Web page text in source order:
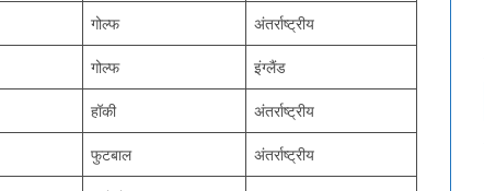
गोल्फ अंतर्राष्ट्रीय
गोल्फ इंग्लैंड
हॉकी अंतर्राष्ट्रीय
फुटबाल अंतर्राष्ट्रीय